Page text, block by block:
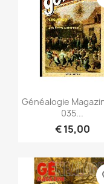
Snel
Généalogie
035...
€ 15,00